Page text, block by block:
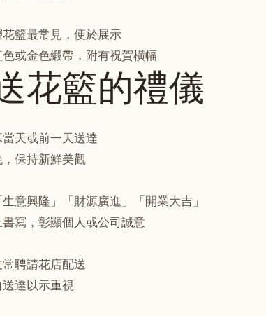
籃最常見，便於展示
或金色緞帶，附有祝賀橫幅
花籃的禮儀
天或前一天送達
保持新鮮美觀
意興隆」「財源廣進」「開業大吉」
寫，彰顯個人或公司誠意
聘請花店配送
達以示重視